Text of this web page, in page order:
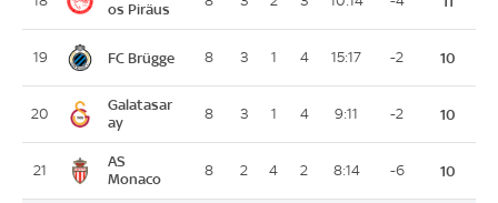
os Piräus
19 FC Brügge 8 3 1 4 15:17 -2 10
20
Galatasar
ay
8 3 1 4 9:11 -2 10
21
AS
Monaco
8 2 4 2 8:14 -6 10